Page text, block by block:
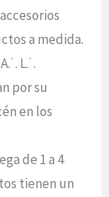
a medida.
L.˙.
por su
en los
de 1 a 4
tienen un